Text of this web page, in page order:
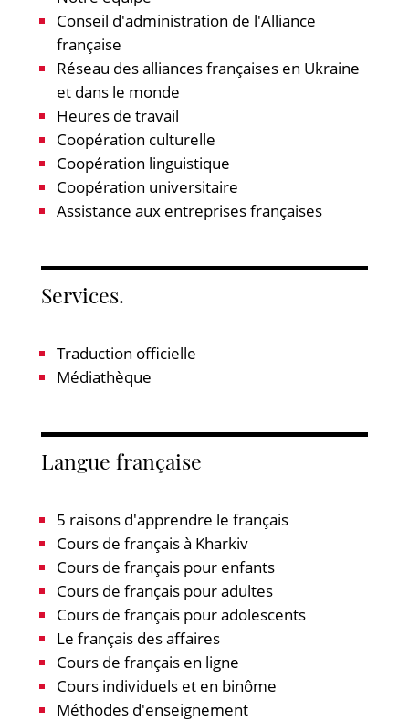
Conseil d'administration de l'Alliance
française
Réseau des alliances françaises en Ukraine
et dans le monde
Heures de travail
Coopération culturelle
Coopération linguistique
Coopération universitaire
Assistance aux entreprises françaises
Services.
Traduction officielle
Médiathèque
Langue française
5 raisons d'apprendre le français
Cours de français à Kharkiv
Cours de français pour enfants
Cours de français pour adultes
Cours de français pour adolescents
Le français des affaires
Cours de français en ligne
Cours individuels et en binôme
Méthodes d'enseignement